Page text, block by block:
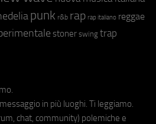
punk r&b rap rap italiano reggae
stoner swing trap
in più luoghi. Ti leggiamo.
chat, community) polemiche e